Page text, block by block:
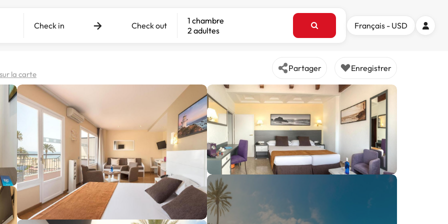
Check in Check out
1 chambre
2 adultes
Français - USD
la carte
Partager Enregistrer